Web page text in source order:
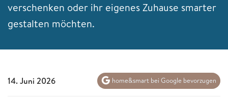
verschenken oder ihr eigenes Zuhause smarter
gestalten möchten.
14. Juni 2026 home&smart bei Google bevorzugen